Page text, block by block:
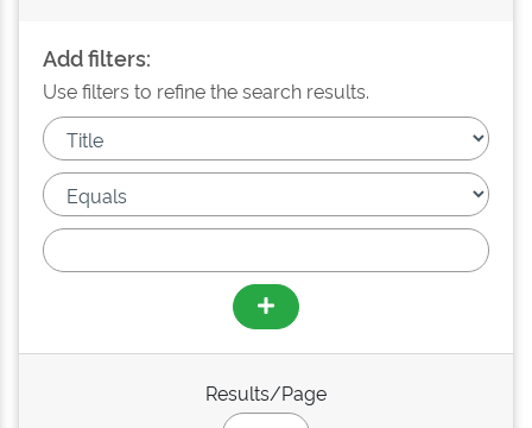
Add filters:
Use filters to refine the search results.
Results/Page